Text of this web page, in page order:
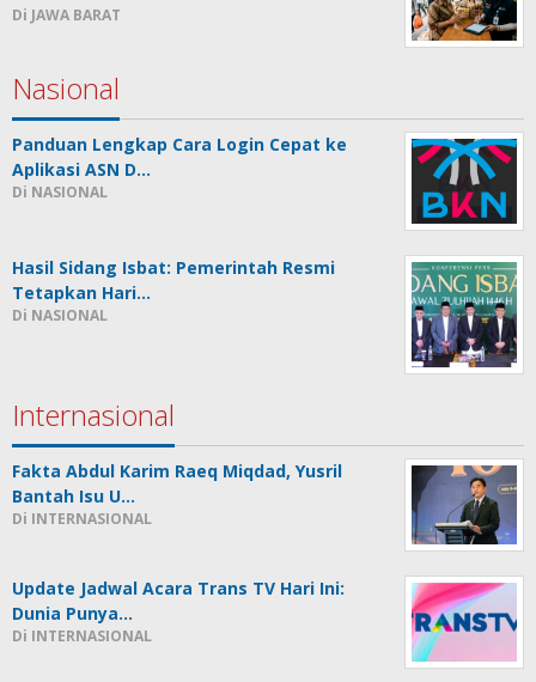
Di JAWA BARAT
Nasional
Panduan Lengkap Cara Login Cepat ke
Aplikasi ASN D…
Di NASIONAL
Hasil Sidang Isbat: Pemerintah Resmi
Tetapkan Hari…
Di NASIONAL
Internasional
Fakta Abdul Karim Raeq Miqdad, Yusril
Bantah Isu U…
Di INTERNASIONAL
Update Jadwal Acara Trans TV Hari Ini:
Dunia Punya…
Di INTERNASIONAL